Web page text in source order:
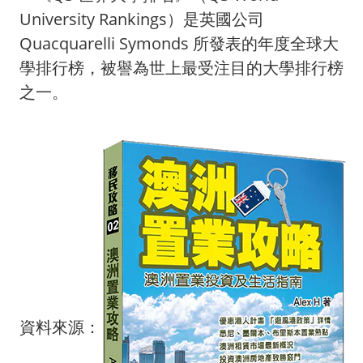
University Rankings）是英國公司
Quacquarelli Symonds 所發表的年度全球大
學排行榜，被譽為世上最受注目的大學排行榜
之一。
資料來源：